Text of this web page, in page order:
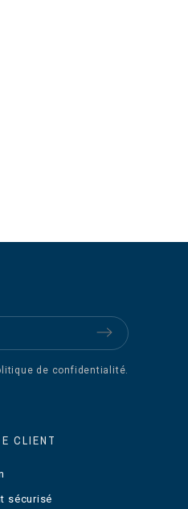
de confidentialité.
CLIENT
sécurisé